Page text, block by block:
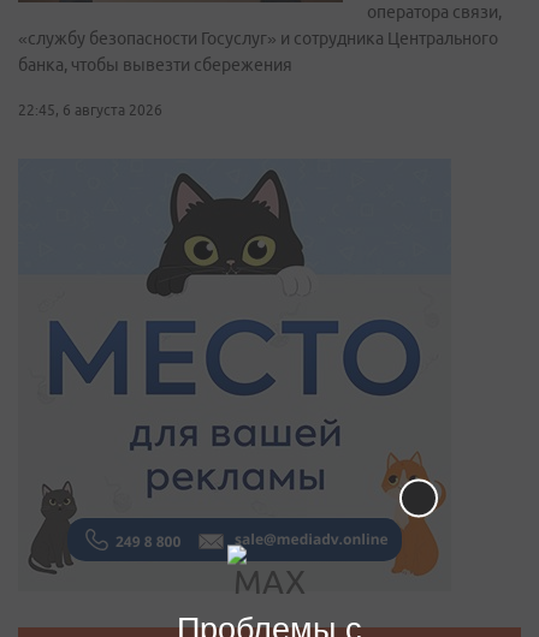
оператора связи,
«службу безопасности Госуслуг» и сотрудника Центрального
банка, чтобы вывезти сбережения
22:45, 6 августа 2026
Проблемы с